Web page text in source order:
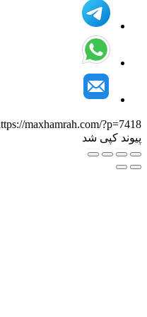
https://maxhamrah.com/
کپی شد